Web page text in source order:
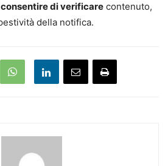
di verificare contenuto,
della notifica.